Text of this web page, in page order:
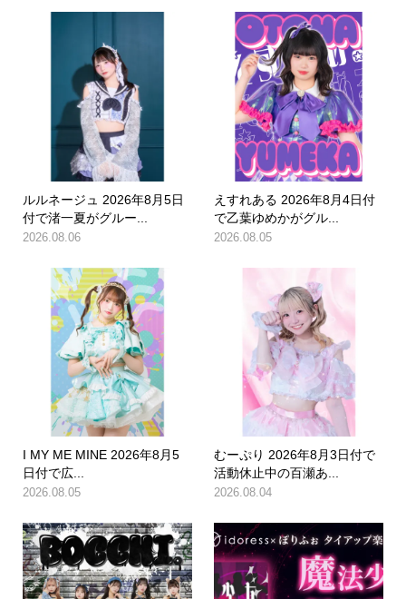
ルルネージュ 2026年8月5日
付で渚一夏がグルー...
2026.08.06
えすれある 2026年8月4日付
で乙葉ゆめかがグル...
2026.08.05
I MY ME MINE 2026年8月5
日付で広...
2026.08.05
むーぷり 2026年8月3日付で
活動休止中の百瀬あ...
2026.08.04